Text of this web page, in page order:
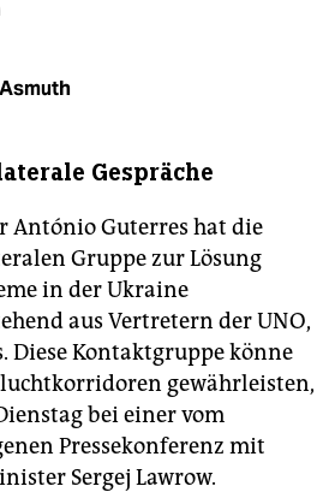
Gespräche
António Guterres hat die
Gruppe zur Lösung
in der Ukraine
aus Vertretern der UNO,
Diese Kontaktgruppe könne
gewährleisten,
bei einer vom
Pressekonferenz mit
Sergej Lawrow.